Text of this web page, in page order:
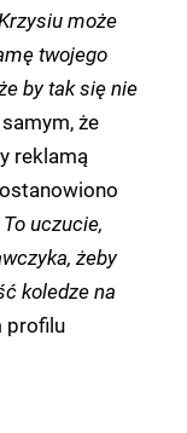
może
twojego
by tak się nie
że
reklamą
uczucie,
żeby
koledze na
profilu